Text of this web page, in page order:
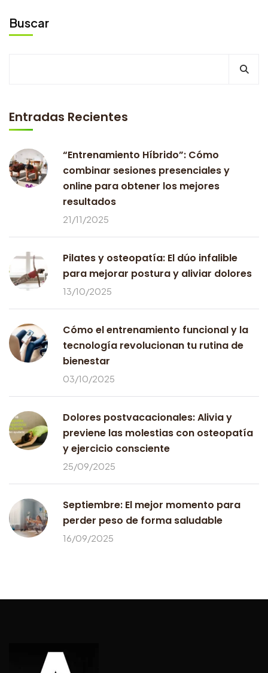
Buscar
Entradas Recientes
“Entrenamiento Híbrido”: Cómo
combinar sesiones presenciales y
online para obtener los mejores
resultados
21/11/2025
Pilates y osteopatía: El dúo infalible
para mejorar postura y aliviar dolores
13/10/2025
Cómo el entrenamiento funcional y la
tecnología revolucionan tu rutina de
bienestar
03/10/2025
Dolores postvacacionales: Alivia y
previene las molestias con osteopatía
y ejercicio consciente
25/09/2025
Septiembre: El mejor momento para
perder peso de forma saludable
16/09/2025